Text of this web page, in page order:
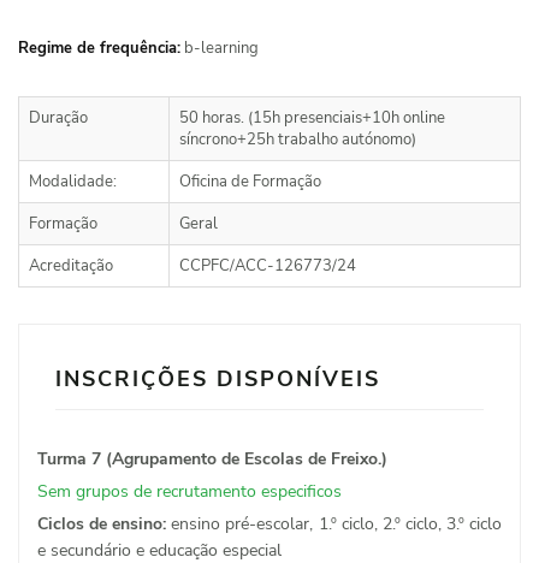
Regime de frequência: b-learning
Duração
50 horas. (15h presenciais+10h online
síncrono+25h trabalho autónomo)
Modalidade:
Oficina de Formação
Formação
Geral
Acreditação
CCPFC/ACC-126773/24
INSCRIÇÕES DISPONÍVEIS
Turma 7 (Agrupamento de Escolas de Freixo.)
Sem grupos de recrutamento especificos
Ciclos de ensino: ensino pré-escolar, 1.º ciclo, 2.º ciclo, 3.º ciclo
e secundário e educação especial